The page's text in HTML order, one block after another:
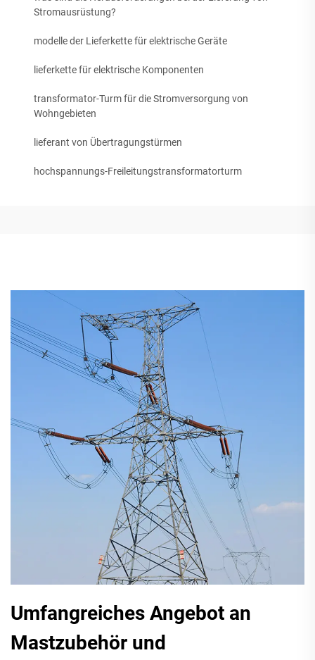
Stromausrüstung?
modelle der Lieferkette für elektrische Geräte
lieferkette für elektrische Komponenten
transformator-Turm für die Stromversorgung von
Wohngebieten
lieferant von Übertragungstürmen
hochspannungs-Freileitungstransformatorturm
Umfangreiches Angebot an
Mastzubehör und